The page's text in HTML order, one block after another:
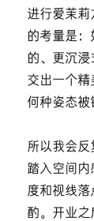
进行爱茉
的考量是
的、更沉
交出一个精
何种姿态被
所以我会反
踏入空间内
度和视线
酌。开业